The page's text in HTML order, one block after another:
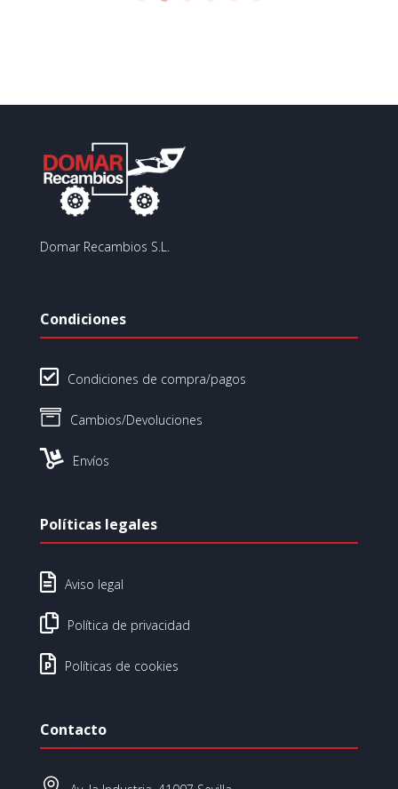
Domar Recambios S.L.
Condiciones
 Condiciones de compra/pagos
 Cambios/Devoluciones
 Envíos
Políticas legales
 Aviso legal
 Política de privacidad
 Políticas de cookies
Contacto